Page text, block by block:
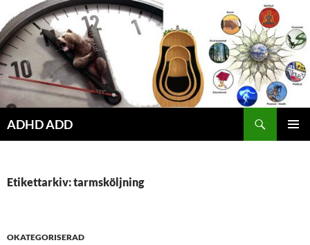
Hoppa
till
innehåll
ADHD ADD
Etikettarkiv: tarmsköljning
OKATEGORISERAD